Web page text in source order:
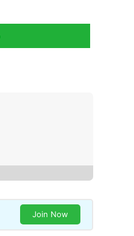
Join Now